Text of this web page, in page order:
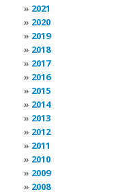
2021
2020
2019
2018
2017
2016
2015
2014
2013
2012
2011
2010
2009
2008